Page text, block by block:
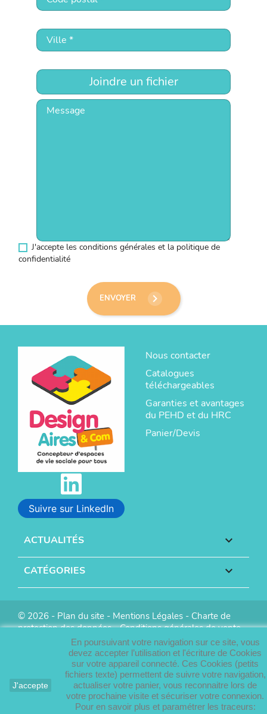
Joindre un fichier
J'accepte les conditions générales et la politique de
confidentialité
ENVOYER keyboard_arrow_right
Suivre sur LinkedIn
Nous contacter
Catalogues
téléchargeables
Garanties et avantages
du PEHD et du HRC
Panier/Devis
ACTUALITÉS 
CATÉGORIES 
J'accepte
En poursuivant votre navigation sur ce site, vous
devez accepter l’utilisation et l'écriture de Cookies
sur votre appareil connecté. Ces Cookies (petits
fichiers texte) permettent de suivre votre navigation,
actualiser votre panier, vous reconnaitre lors de
votre prochaine visite et sécuriser votre connexion.
Pour en savoir plus et paramétrer les traceurs:
© 2026 - Plan du site - Mentions Légales - Charte de
protection des données-Conditions générales de vente-
Info Conception